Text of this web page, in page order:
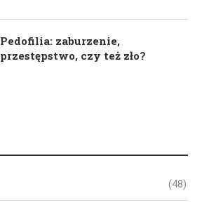
Pedofilia: zaburzenie,
przestępstwo, czy też zło?
(48)